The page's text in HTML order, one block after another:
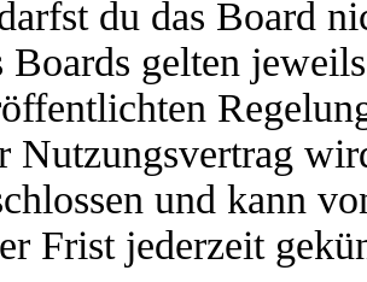
du das Board
Boards gelten
Nutzungsvertrag
und kann
Frist jederzeit